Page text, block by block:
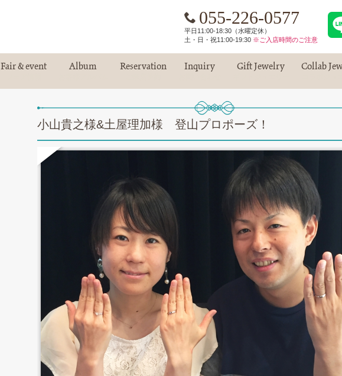
055-226-0577
平日11:00-18:30（水曜定休）
土・日・祝11:00-19:30 ※ご入店時間のご注意
Fair & event Album Reservation Inquiry Gift Jewelry Collab
小山貴之様&土屋理加様 登山プロポーズ！